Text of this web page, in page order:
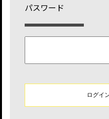
パスワード
ログイ